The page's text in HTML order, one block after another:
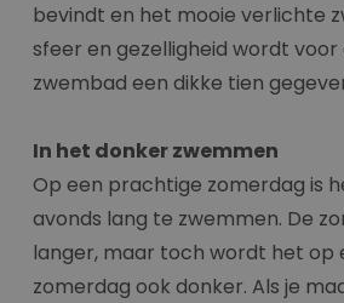
bevindt en het mooie verlichte
sfeer en gezelligheid wordt
zwembad een dikke tien
In het donker zwemmen
Op een prachtige zomerdag is
avonds lang te zwemmen. De
langer, maar toch wordt het op
zomerdag ook donker. Als je